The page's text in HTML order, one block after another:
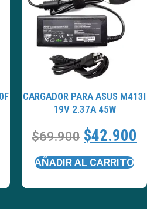
CARGADOR PARA ASUS M413I
19V 2.37A 45W
$69.900 $42.900
AÑADIR AL CARRITO